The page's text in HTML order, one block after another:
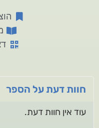
חוות דעת על הספר
עוד אין חוות דעת.